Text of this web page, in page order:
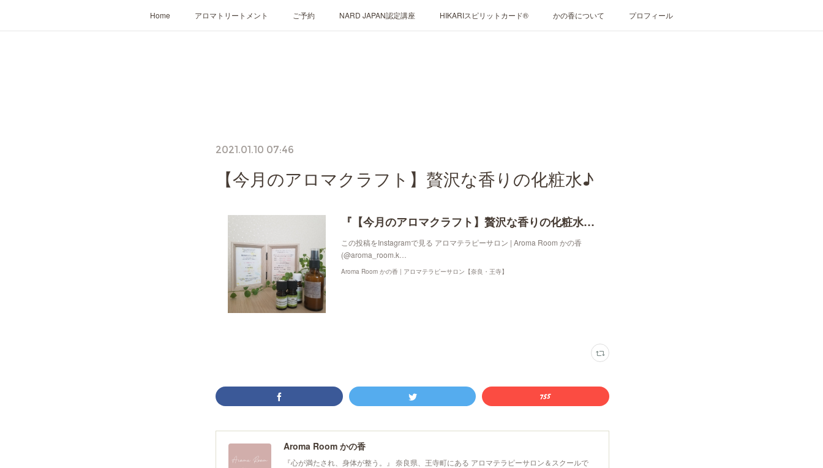
Home アロマトリートメント ご予約 NARD JAPAN認定講座 HIKARIスピリットカード® かの香について プロフィール
2021.01.10 07:46
【今月のアロマクラフト】贅沢な香りの化粧水♪
『【今月のアロマクラフト】贅沢な香りの化粧水♪』
この投稿をInstagramで見る アロマテラピーサロン | Aroma Room かの香
(@aroma_room.k…
Aroma Room かの香 | アロマテラピーサロン【奈良・王寺】
Aroma Room かの香
『心が満たされ、身体が整う。』 奈良県、王寺町にある アロマテラピーサロン＆スクールで